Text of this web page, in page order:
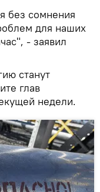
без сомнения
для наших
- заявил
станут
глав
недели.